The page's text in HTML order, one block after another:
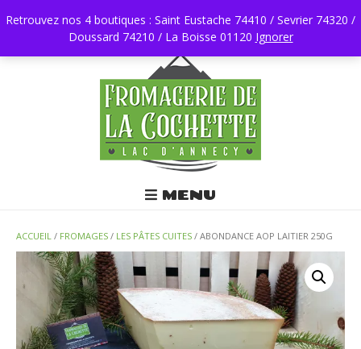
Retrouvez nos 4 boutiques : Saint Eustache 74410 / Sevrier 74320 /
Doussard 74210 / La Boisse 01120 Ignorer
0450196403
MENU
ACCUEIL / FROMAGES / LES PÂTES CUITES / ABONDANCE AOP LAITIER 250G